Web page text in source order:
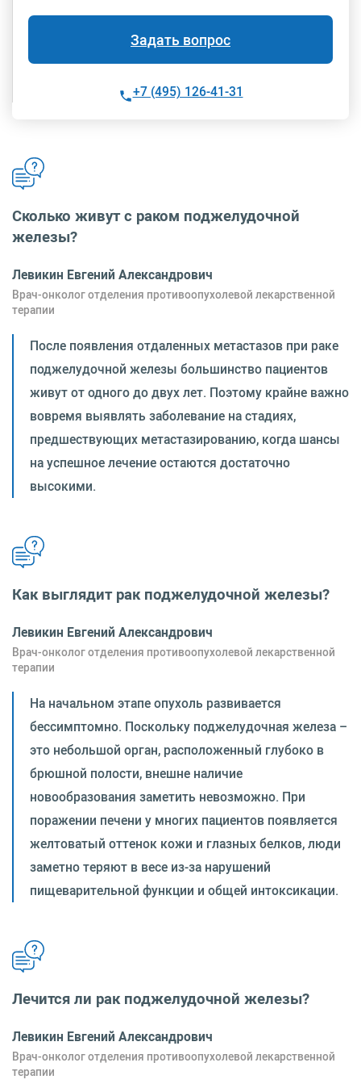
Задать вопрос
+7 (495) 126-41-31
Сколько живут с раком поджелудочной
железы?
Левикин Евгений Александрович
Врач-онколог отделения противоопухолевой лекарственной
терапии
После появления отдаленных метастазов при раке
поджелудочной железы большинство пациентов
живут от одного до двух лет. Поэтому крайне важно
вовремя выявлять заболевание на стадиях,
предшествующих метастазированию, когда шансы
на успешное лечение остаются достаточно
высокими.
Как выглядит рак поджелудочной железы?
Левикин Евгений Александрович
Врач-онколог отделения противоопухолевой лекарственной
терапии
На начальном этапе опухоль развивается
бессимптомно. Поскольку поджелудочная железа –
это небольшой орган, расположенный глубоко в
брюшной полости, внешне наличие
новообразования заметить невозможно. При
поражении печени у многих пациентов появляется
желтоватый оттенок кожи и глазных белков, люди
заметно теряют в весе из-за нарушений
пищеварительной функции и общей интоксикации.
Лечится ли рак поджелудочной железы?
Левикин Евгений Александрович
Врач-онколог отделения противоопухолевой лекарственной
терапии